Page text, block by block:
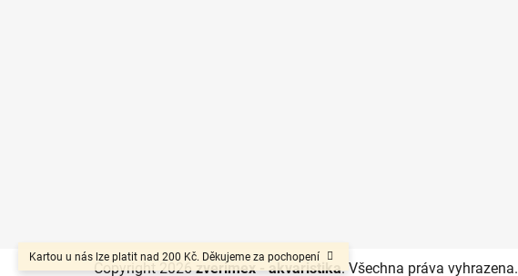
Kartou u nás lze platit nad 200 Kč. Děkujeme za pochopení
Copyright 2026zverimex - akvaristika. Všechna práva vyhrazena.